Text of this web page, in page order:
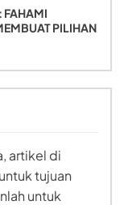
FAHAMI
PILIHAN
artikel di
tujuan
untuk